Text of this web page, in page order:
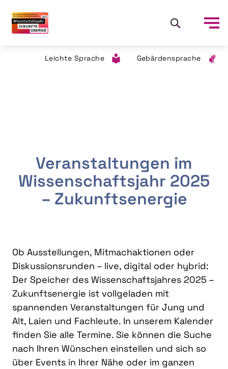
Leichte Sprache Gebärdensprache
Veranstaltungen im
Wissenschaftsjahr 2025
– Zukunftsenergie
Ob Ausstellungen, Mitmachaktionen oder
Diskussionsrunden – live, digital oder hybrid:
Der Speicher des Wissenschaftsjahres 2025 –
Zukunftsenergie ist vollgeladen mit
spannenden Veranstaltungen für Jung und
Alt, Laien und Fachleute. In unserem Kalender
finden Sie alle Termine. Sie können die Suche
nach Ihren Wünschen einstellen und sich so
über Events in Ihrer Nähe oder im ganzen